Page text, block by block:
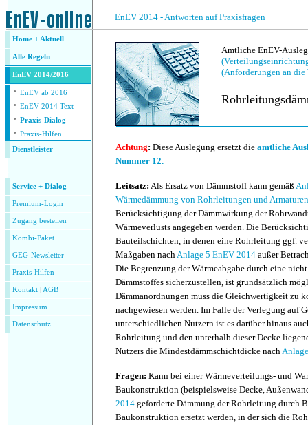
EnEV 2014 - Antworten auf Praxisfragen
Home + Aktuell
Alle Regeln
EnEV 2014/2016
· EnEV ab 2016
· EnEV 2014 Text
· Praxis-Dialog
· Praxis-Hilfen
Dienstleister
Service + Dialog
Premium-Login
Zugang bestellen
Kombi-Paket
GEG-Newsletter
Praxis-Hilfen
Kontakt AGB
Impressum
Datenschutz
Amtliche EnEV-
(Anforderungen an
Achtung: Diese Auslegung ersetzt die amtliche
Nummer 12.
Leitsatz: Als Ersatz von Dämmstoff kann gemäß
Wärmedämmung von Rohrleitungen und
Berücksichtigung der Dämmwirkung der
Wärmeverlusts angegeben werden. Die
Bauteilschichten, in denen eine Rohrleitung ggf.
Maßgaben nachAnlage 5 EnEV 2014 außer
Die Begrenzung der Wärmeabgabe durch eine
Dämmstoffes sicherzustellen, ist grundsätzlich
Dämmanordnungen muss die Gleichwertigkeit zu
nachgewiesen werden. Im Falle der Verlegung auf
unterschiedlichen Nutzern ist es darüber hinaus
Rohrleitung und den unterhalb dieser Decke
Nutzers die Mindestdämmschichtdicke nach
Fragen: Kann bei einer Wärmeverteilungs- und
Baukonstruktion (beispielsweise Decke,
2014 geforderte Dämmung der Rohrleitung durch
Baukonstruktion ersetzt werden, in der sich die